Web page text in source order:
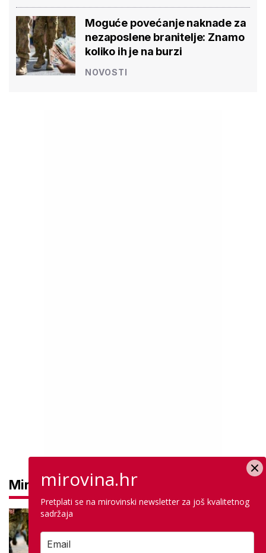
Moguće povećanje naknade za
nezaposlene branitelje: Znamo
koliko ih je na burzi
NOVOSTI
Mirovine
dvije kategorije, a prima ih oko
mirovina.hr
Pretplati se na mirovinski newsletter za još kvalitetnog
sadržaja